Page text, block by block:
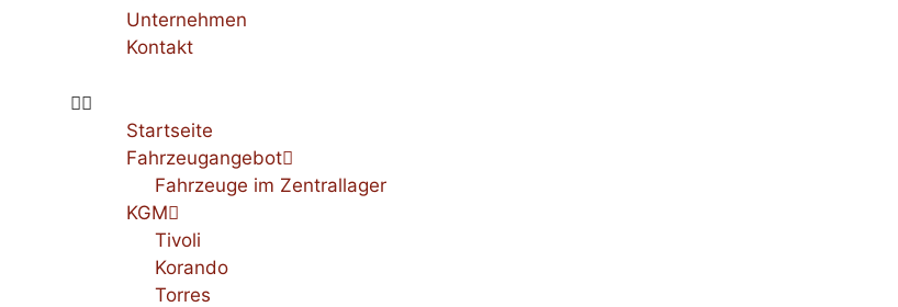
Unternehmen
Kontakt
Startseite
Fahrzeugangebot
Fahrzeuge im Zentrallager
KGM
Tivoli
Korando
Torres